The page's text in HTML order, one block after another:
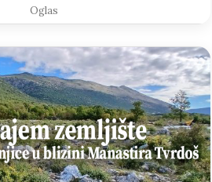
Oglas